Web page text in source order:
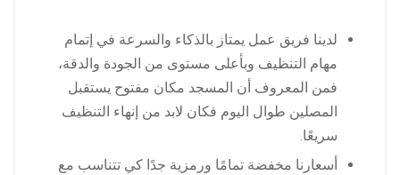
لدينا فريق عمل يمتاز بالذكاء والسرعة في إتمام
مهام التنظيف وبأعلى مستوى من الجودة والدقة،
فمن المعروف أن المسجد مكان مفتوح يستقبل
المصلين طوال اليوم فكان لابد من إنهاء التنظيف
سريعًا.
أسعارنا مخفضة تمامًا ورمزية جدًا كي تتناسب مع